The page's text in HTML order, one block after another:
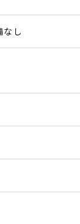
なし